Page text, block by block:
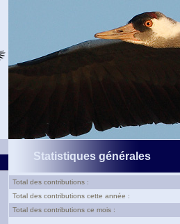
Statistiques générales
Total des contributions :
Total des contributions cette année :
Total des contributions ce mois :